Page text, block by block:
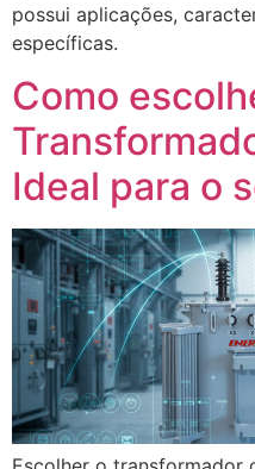
possui aplicações,
específicas.
Como
Ideal para o